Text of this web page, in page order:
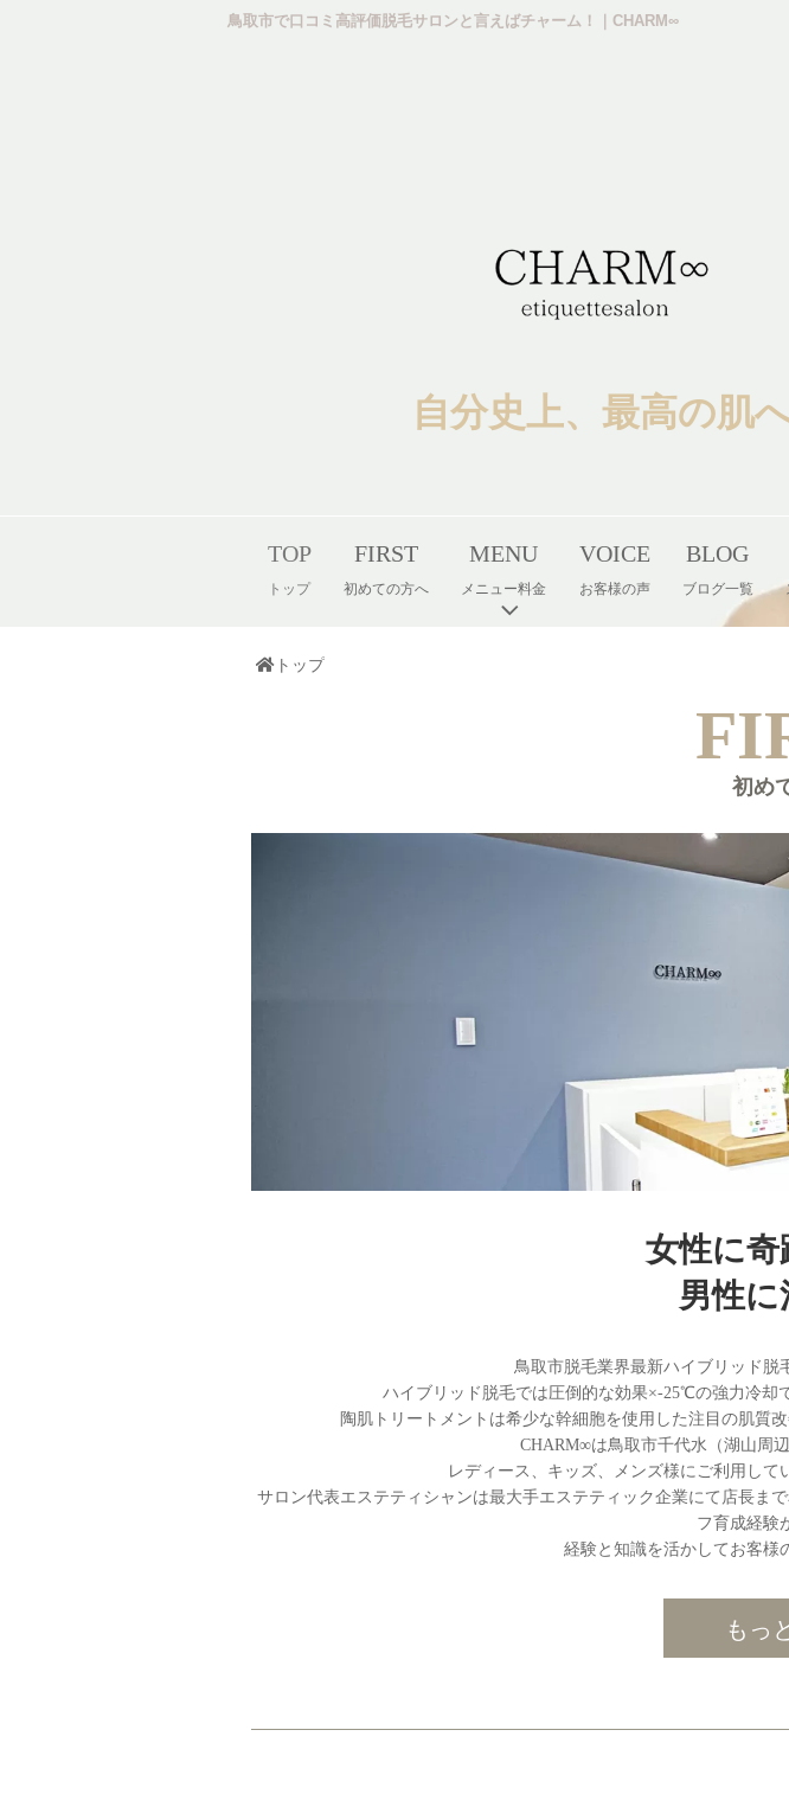
鳥取市で口コミ高評価脱毛サロンと言えばチャーム！｜CHARM∞
TOP
トップ
FIRST
初めての方へ
MENU
メニュー料金
VOICE
お客様の声
BLOG
ブログ一覧
自分史上、最高の肌
トップ
初め
女性に奇
男性に
鳥取市脱毛業界最新ハイブリッド脱
ハイブリッド脱毛では圧倒的な効果×-25℃の強力冷却
陶肌トリートメントは希少な幹細胞を使用した注目の肌質
CHARM∞は鳥取市千代水（湖山周
レディース、キッズ、メンズ様にご利用して
サロン代表エステティシャンは最大手エステティック企業にて店長ま
フ育成経験
経験と知識を活かしてお客様
もっ